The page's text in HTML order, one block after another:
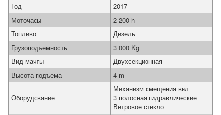
Год
2017
Моточасы
2 200 h
Топливо
Дизель
Грузоподъемность
3 000 Kg
Вид мачты
Двухсекционная
Высота подъема
4 m
Оборудование
Механизм смещения вил
3 полосная гидравлические
Ветровое стекло